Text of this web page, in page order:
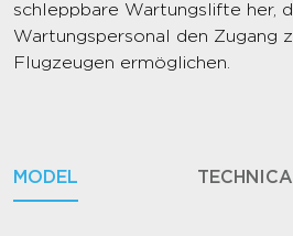
schleppbare Wartungslifte her,
Wartungspersonal den Zugang
Flugzeugen ermöglichen.
MODEL